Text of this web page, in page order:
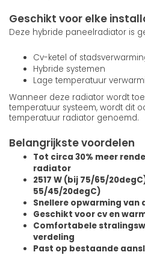
Geschikt voor elke
Deze hybride paneelradiator is
Cv-ketel of
Hybride systemen
Lage temperatuur
Wanneer deze radiator wordt
temperatuur systeem, wordt dit
temperatuur radiator genoemd.
Belangrijkste voordelen
Tot circa 30% meer
radiator
2517 W (bij 75/65/
55/45/20degC)
Snellere opwarming van
Geschikt voor cv en
Comfortabele
verdeling
Past op bestaande